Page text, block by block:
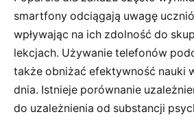
smartfony odciągają uwagę
wpływając na ich zdolność do
lekcjach. Używanie telefonów
także obniżać efektywność nauki
dnia. Istnieje porównanie
do uzależnienia od substancji